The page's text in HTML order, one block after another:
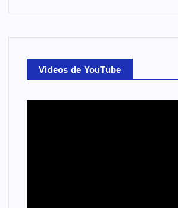
Videos de YouTube